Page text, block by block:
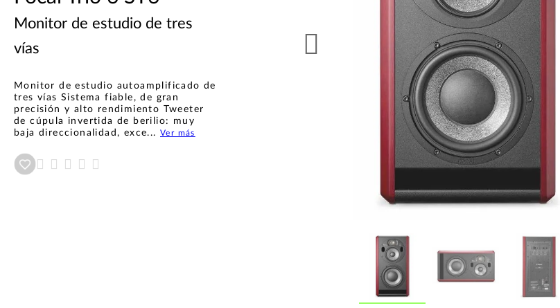
Monitor de estudio de tres
vías
Monitor de estudio autoamplificado de
tres vías Sistema fiable, de gran
precisión y alto rendimiento Tweeter
de cúpula invertida de berilio: muy
baja direccionalidad, exce... Ver más